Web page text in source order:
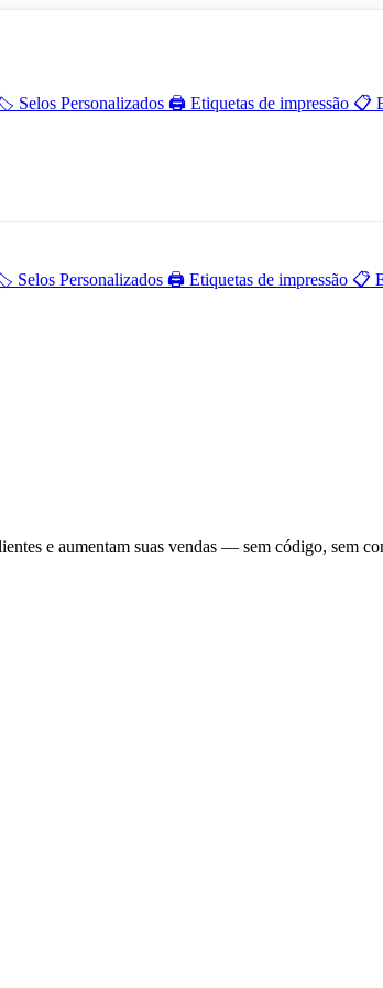
Selos Personalizados 🖨️ Etiquetas de impressão 📋
Selos Personalizados 🖨️ Etiquetas de impressão 📋
e aumentam suas vendas — sem código, sem